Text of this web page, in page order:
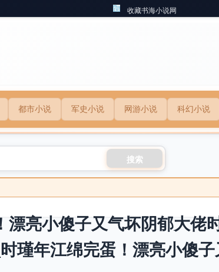
收藏书海小说网
都市小说 军史小说 网游小说 科幻小说
搜索
漂亮小傻子又气坏阴郁大佬
瑾年江绵完蛋！漂亮小傻